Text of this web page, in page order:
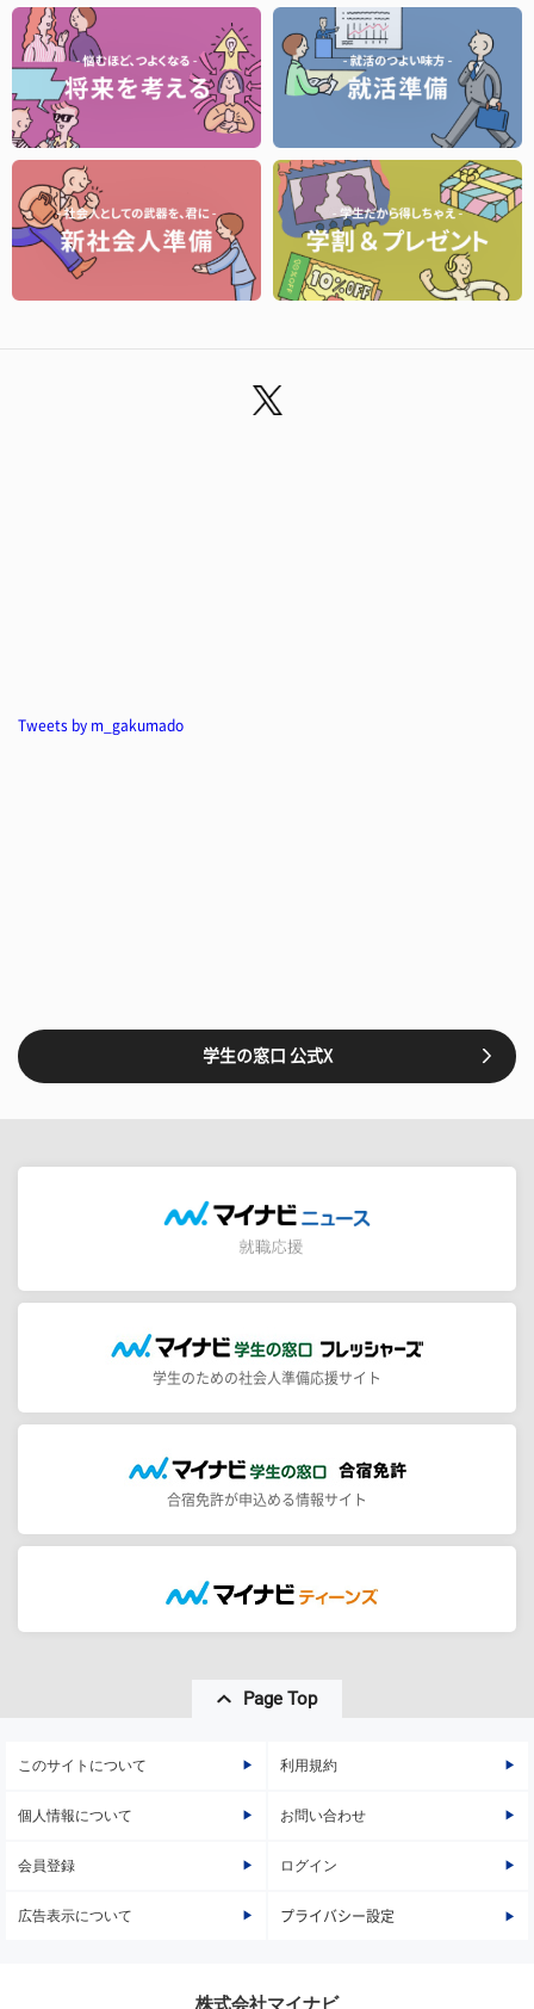
Tweets by m_gakumado
学生の窓口 公式X
学生のための社会人準備応援サイト
合宿免許が申込める情報サイト
Page Top
このサイトについて 利用規約
個人情報について お問い合わせ
会員登録 ログイン
広告表示について プライバシー設定
株式会社マイナビ